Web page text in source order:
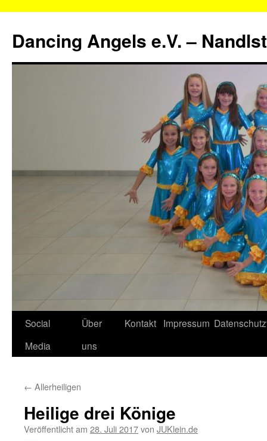
springen
Dancing Angels e.V. –
Social
Media
Über
uns
Kontakt Impressum
← Allerheiligen
Heilige drei Könige
Veröffentlicht am 28. Juli 2017von JUKlein.de